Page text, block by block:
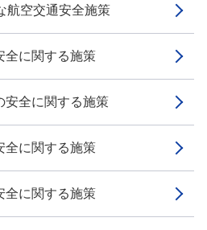
空交通安全施策
に関する施策
全に関する施策
に関する施策
に関する施策